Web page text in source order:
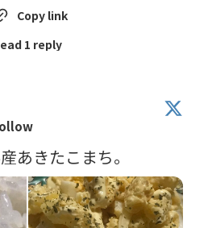
Copy link
1 reply
あきたこまち。